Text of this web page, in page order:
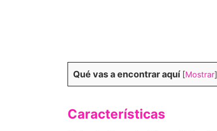
Qué vas a encontrar aquí [Mostrar]
Características